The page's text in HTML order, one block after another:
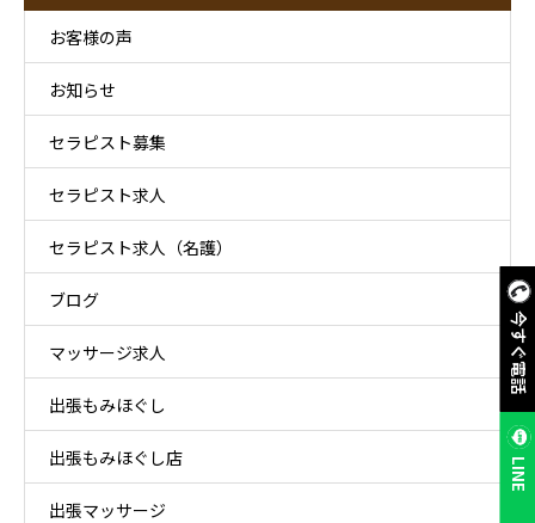
今すぐ電話
LINE
お客様の声
お知らせ
セラピスト募集
セラピスト求人
セラピスト求人（名護）
ブログ
マッサージ求人
出張もみほぐし
出張もみほぐし店
出張マッサージ